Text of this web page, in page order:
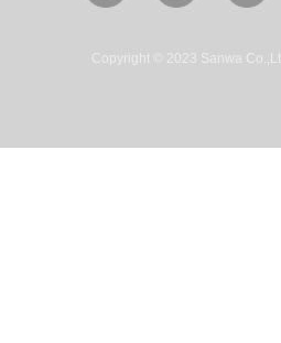
Copyright © 2023 Sanwa